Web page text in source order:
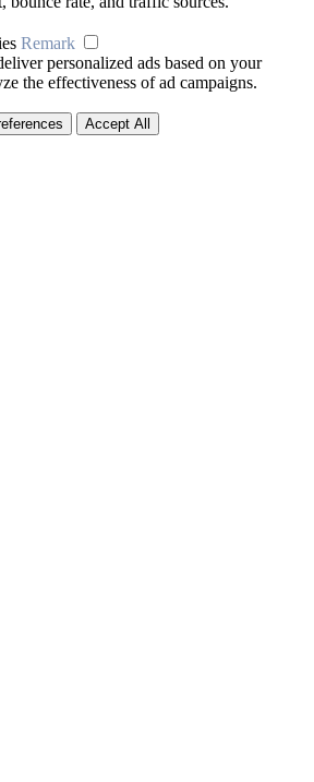
Remark
personalized ads based on your
the effectiveness of ad campaigns.
Accept All